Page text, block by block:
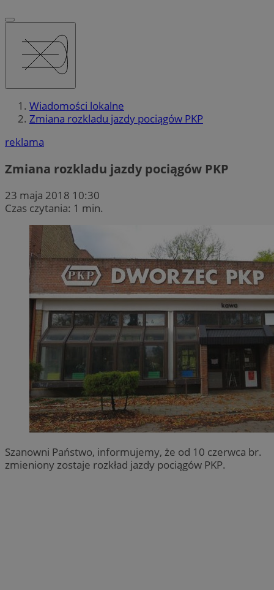
Wiadomości lokalne
Zmiana rozkladu jazdy pociągów PKP
reklama
Zmiana rozkladu jazdy pociągów PKP
23 maja 2018 10:30
Czas czytania: 1 min.
Szanowni Państwo, informujemy, że od 10 czerwca br.
zmieniony zostaje rozkład jazdy pociągów PKP.